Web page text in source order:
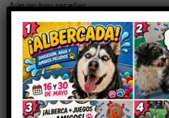
Aún no hay reseñas
Sé el primero en valorar
tepezcohuite”
Tu dirección de correo electrónico no